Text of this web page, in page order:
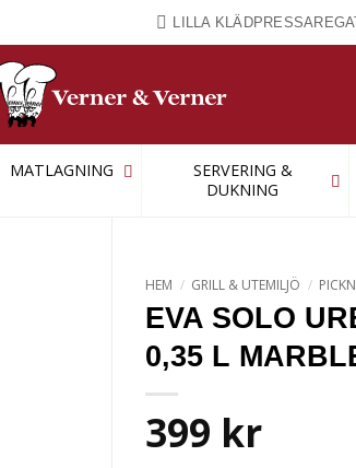
LILLA
MATLAGNING
SERVERING &
DUKNING
HEM / GRILL & UTEMILJÖ /
EVA SOLO
0,35 L
399 kr